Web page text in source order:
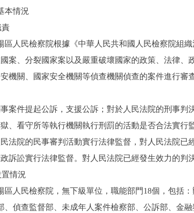
情況
民檢察院根據《中華人民共和國人民檢察院組織
、分裂國家案以及嚴重破壞國家的政策、法律、
關、國家安全機關等偵查機關偵查的案件進行審
件提起公訴，支援公訴；對於人民法院的刑事判
看守所等執行機關執行刑罰的活動是否合法實行監
院的民事審判活動實行法律監督，對人民法院已
訟實行法律監督。對人民法院已經發生效力的判
情況
民檢察院，無下級單位，職能部門18個，包括：
、偵查監督部、未成年人案件檢察部、公訴部、金